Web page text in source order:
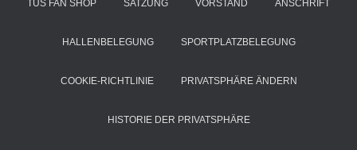
TUS FAN SHOP SATZUNG VORSTAND ANSCHRIFT
HALLENBELEGUNG SPORTPLATZBELEGUNG
COOKIE-RICHTLINIE PRIVATSPHÄRE ÄNDERN
HISTORIE DER PRIVATSPHÄRE